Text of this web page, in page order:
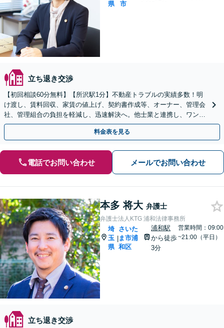
県
市
立ち退き交渉
【初回相談60分無料】【所沢駅1分】不動産トラブルの実績多数！明
け渡し、賃料回収、家賃の値上げ、契約書作成等、オーナー、管理会
社、管理組合の負担を軽減し、迅速解決へ。他士業と連携し、ワンス
トップでサポート【当日・夜間（18時まで）の相談可】
料金表を見る
電話でお問い合わせ メールでお問い合わせ
本多 将大 弁護士
弁護士法人KTG 浦和法律事務所
埼
玉
県
|
さいた
ま市浦
和区
浦和駅
から徒歩
3分
営業時間：09:00
~21:00（平日）
立ち退き交渉